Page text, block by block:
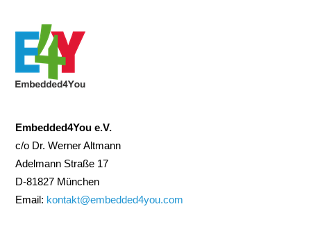
Embedded4You e.V.
c/o Dr. Werner Altmann
Adelmann Straße 17
D-81827 München
Email: kontakt@embedded4you.com